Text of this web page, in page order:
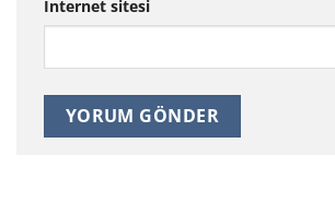
İnternet sitesi